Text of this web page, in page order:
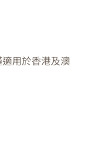
用於香港及澳